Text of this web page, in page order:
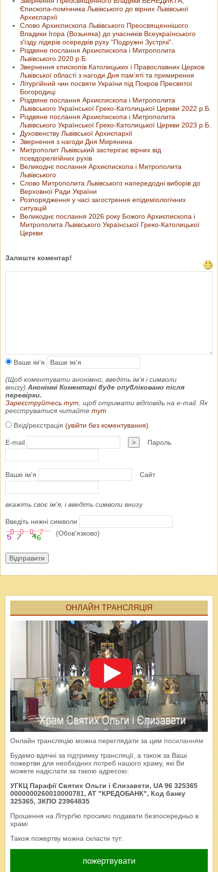
Єпископа-помічника Львівського до вірних Львівської
Архиєпархії
Слово Архиєпископа Львівського Преосвященнішого
Владики Ігора (Возьняка) до учасників Всеукраїнського
з'їзду лідерів осередків руху "Подружні Зустрічі".
Різдвяне послання Архиєпископа і Митрополита
Львівського 2020 р.Б.
Звернення єпископів Католицьких і Православних Церков
Львівської області з нагоди Дня пам’яті та примирення
Літургійний чин посвяти України під Покров Пресвятої
Богородиці
Різдвяне послання Архиєпископа і Митрополита
Львівського Української Греко-Католицької Церкви 2022 р.Б.
Різдвяне послання Архиєпископа і Митрополита
Львівського Української Греко-Католицької Церкви 2023 р.Б.
Духовенству Львівської Архиєпархії
Звернення з нагоди Дня Мирянина
Митрополит Львівський застерігає вірних від
псевдорелігійних рухів
Великоднє послання Архиєпископа і Митрополита
Львівського
Слово Митрополита Львівського напередодні виборів до
Верховної Ради України
Розпорядження у часі загострення епідеміологічних
ситуацій
Великоднє послання 2026 року Божого Архиєпископа і
Митрополита Львівського Української Греко-Католицької
Церкви
Залиште коментар!
Ваше ім'я
(Щоб коментувати анонімно, введіть ім'я і символи
внизу). Анонімні Коментарі буде опубліковано після
перевірки.
Зареєструйтесь тут , щоб отримати відповідь на e-mail. Як
реєструватися читайте тут
Вхід/реєстрація (увійти без коментування)
E-mail > Пароль
Ваше ім'я Сайт
вкажіть своє ім'я, і введіть символи внизу
Введіть нижні символи
(Обов'язково)
Відправити
ОНЛАЙН ТРАНСЛЯЦІЯ
Онлайн трансляцію можна переглядати за цим посиланням
Будемо вдячні за підтримку трансляції, а також за Ваші
пожертви для необхідних потреб нашого храму, які Ви
можете надіслати за такою адресою:
УГКЦ Парафії Святих Ольги і Єлизавети, UA 96 325365
0000000260010000781, AT "КРЕДОБАНК", Код банку
325365, ЗКПО 23964835
Прошення на Літурґію просимо подавати безпосередньо в
храмі
Також пожертву можна скласти тут:
пожертвувати